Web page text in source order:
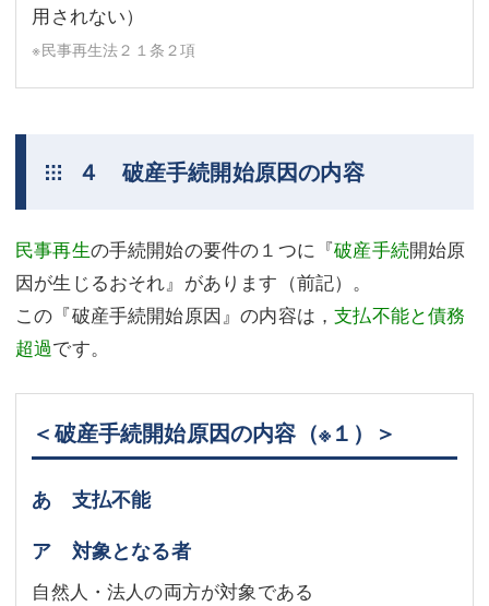
用されない）
※民事再生法２１条２項
４ 破産手続開始原因の内容
民事再生の手続開始の要件の１つに『破産手続開始原
因が生じるおそれ』があります（前記）。
この『破産手続開始原因』の内容は，支払不能と債務
超過です。
＜破産手続開始原因の内容 （※１） ＞
あ 支払不能
ア 対象となる者
自然人・法人の両方が対象である